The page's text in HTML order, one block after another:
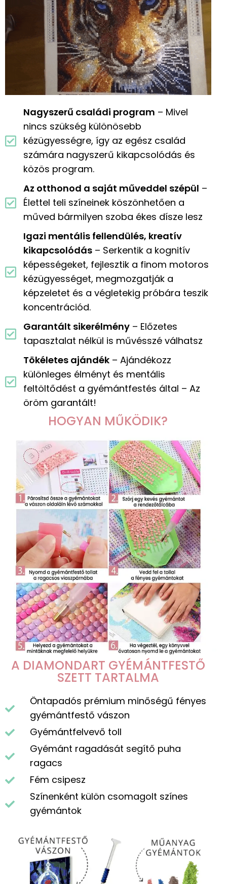
Nagyszerű családi program – Mivel
nincs szükség különösebb
kézügyességre, így az egész család
számára nagyszerű kikapcsolódás és
közös program.
Az otthonod a saját műveddel szépül –
Élettel teli színeinek köszönhetően a
műved bármilyen szoba ékes dísze lesz
Igazi mentális fellendülés, kreatív
kikapcsolódás – Serkentik a kognitív
képességeket, fejlesztik a finom motoros
kézügyességet, megmozgatják a
képzeletet és a végletekig próbára teszik
koncentrációd.
Garantált sikerélmény – Előzetes
tapasztalat nélkül is művésszé válhatsz
Tökéletes ajándék – Ajándékozz
különleges élményt és mentális
feltöltődést a gyémántfestés által – Az
öröm garantált!
HOGYAN MŰKÖDIK?
A DIAMONDART GYÉMÁNTFESTŐ
SZETT TARTALMA
Öntapadós prémium minőségű fényes
gyémántfestő vászon
Gyémántfelvevő toll
Gyémánt ragadását segítő puha
ragacs
Fém csipesz
Színenként külön csomagolt színes
gyémántok